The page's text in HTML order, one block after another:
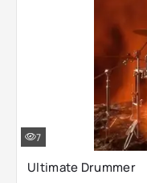
Ultimate Drummer
7